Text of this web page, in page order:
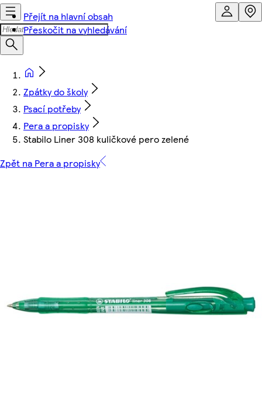
Přejít na hlavní obsah
Přeskočit na vyhledávání
Zpátky do školy
Psací potřeby
Pera a propisky
Stabilo Liner 308 kuličkové pero zelené
Zpět na Pera a propisky